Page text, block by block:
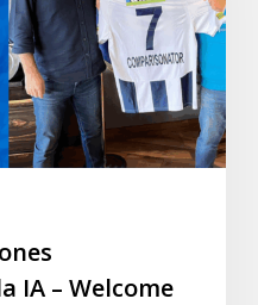
IA – Welcome